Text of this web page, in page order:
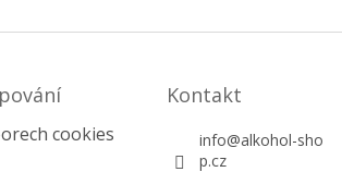
cookies
Kontakt
info@alkohol-sho
p.cz